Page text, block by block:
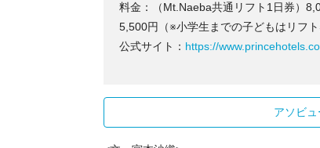
料金：（Mt.Naeba共通リフト1日券）
5,500円（※小学生までの子どもはリフト
公式サイト： https://
アソビ